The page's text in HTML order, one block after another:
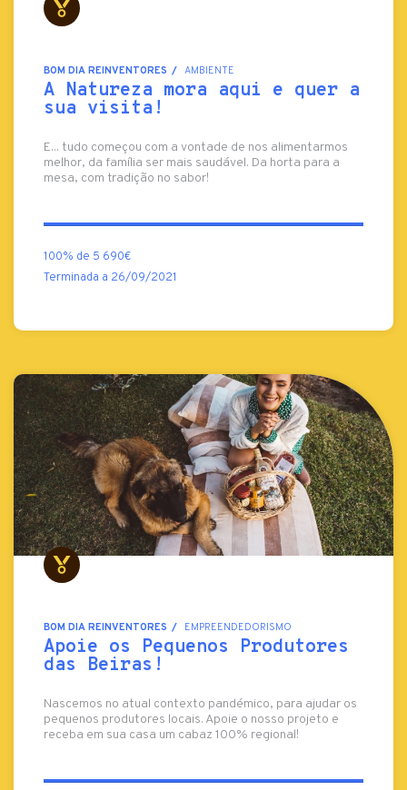
BOM DIA REINVENTORES AMBIENTE
A Natureza mora aqui e quer a
sua visita!
E... tudo começou com a vontade de nos alimentarmos
melhor, da família ser mais saudável. Da horta para a
mesa, com tradição no sabor!
100% de 5 690€
Terminada a 26/09/2021
BOM DIA REINVENTORES EMPREENDEDORISMO
Apoie os Pequenos Produtores
das Beiras!
Nascemos no atual contexto pandémico, para ajudar os
pequenos produtores locais. Apoie o nosso projeto e
receba em sua casa um cabaz 100% regional!